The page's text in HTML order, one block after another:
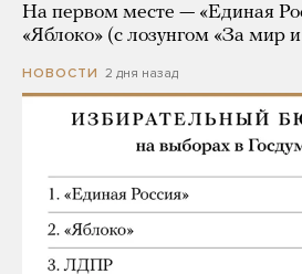
На первом месте — «Единая
«Яблоко» (с лозунгом «За мир и
НОВОСТИ 2 дня назад